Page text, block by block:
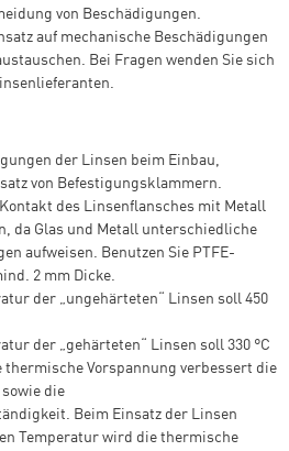
von Beschädigungen.
auf mechanische Beschädigungen
Bei Fragen wenden Sie sich
der Linsen beim Einbau,
von Befestigungsklammern.
des Linsenflansches mit Metall
da Glas und Metall unterschiedliche
aufweisen. Benutzen Sie PTFE-
2 mm Dicke.
der „ungehärteten“ Linsen soll 450
der „gehärteten“ Linsen soll 330 °C
Vorspannung verbessert die
die
Beim Einsatz der Linsen
Temperatur wird die thermische